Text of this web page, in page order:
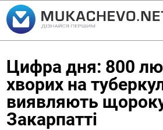
Цифра дня: 800
хворих на
виявляють
Закарпатті